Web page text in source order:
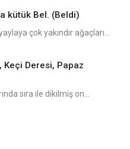
kütük Bel. (Beldi)
çok yakındır ağaçları...
Keçi Deresi, Papaz
sıra ile dikilmiş on...